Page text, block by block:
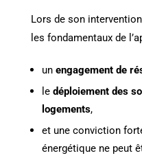
Lors de son
les fondamentaux de
un engagement de
le déploiement des
logements,
et une conviction
énergétique ne peut